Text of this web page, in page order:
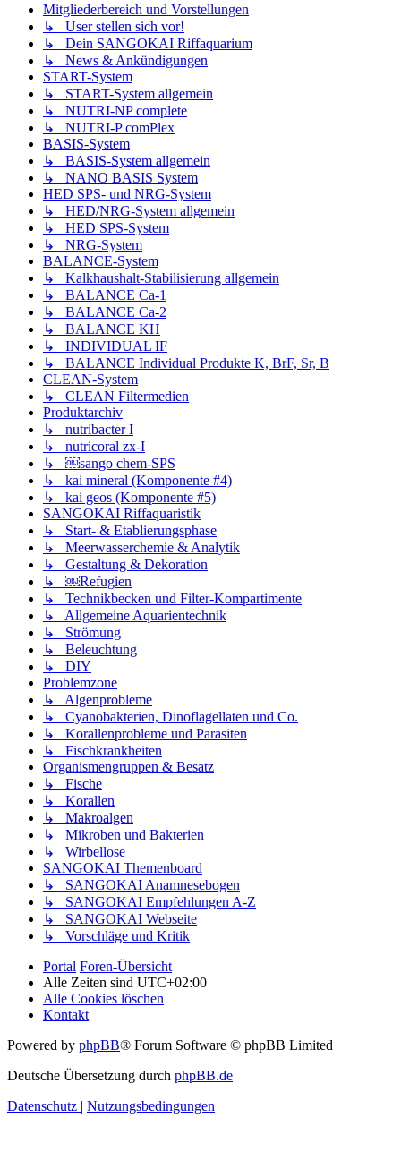
Mitgliederbereich und Vorstellungen
↳ User stellen sich vor!
↳ Dein SANGOKAI Riffaquarium
↳ News & Ankündigungen
START-System
↳ START-System allgemein
↳ NUTRI-NP complete
↳ NUTRI-P comPlex
BASIS-System
↳ BASIS-System allgemein
↳ NANO BASIS System
HED SPS- und NRG-System
↳ HED/NRG-System allgemein
↳ HED SPS-System
↳ NRG-System
BALANCE-System
↳ Kalkhaushalt-Stabilisierung allgemein
↳ BALANCE Ca-1
↳ BALANCE Ca-2
↳ BALANCE KH
↳ INDIVIDUAL IF
↳ BALANCE Individual Produkte K, BrF, Sr, B
CLEAN-System
↳ CLEAN Filtermedien
Produktarchiv
↳ nutribacter I
↳ nutricoral zx-I
↳ ￼sango chem-SPS
↳ kai mineral (Komponente #4)
↳ kai geos (Komponente #5)
SANGOKAI Riffaquaristik
↳ Start- & Etablierungsphase
↳ Meerwasserchemie & Analytik
↳ Gestaltung & Dekoration
↳ ￼Refugien
↳ Technikbecken und Filter-Kompartimente
↳ Allgemeine Aquarientechnik
↳ Strömung
↳ Beleuchtung
↳ DIY
Problemzone
↳ Algenprobleme
↳ Cyanobakterien, Dinoflagellaten und Co.
↳ Korallenprobleme und Parasiten
↳ Fischkrankheiten
Organismengruppen & Besatz
↳ Fische
↳ Korallen
↳ Makroalgen
↳ Mikroben und Bakterien
↳ Wirbellose
SANGOKAI Themenboard
↳ SANGOKAI Anamnesebogen
↳ SANGOKAI Empfehlungen A-Z
↳ SANGOKAI Webseite
↳ Vorschläge und Kritik
Portal Foren-Übersicht
Alle Zeiten sind UTC+02:00
Alle Cookies löschen
Kontakt
Powered by phpBB® Forum Software © phpBB Limited
Deutsche Übersetzung durch phpBB.de
Datenschutz | Nutzungsbedingungen